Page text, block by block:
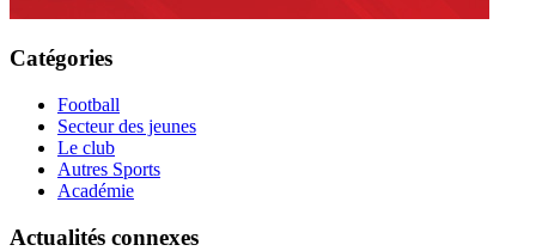
Catégories
Football
Secteur des jeunes
Le club
Autres Sports
Académie
Actualités connexes